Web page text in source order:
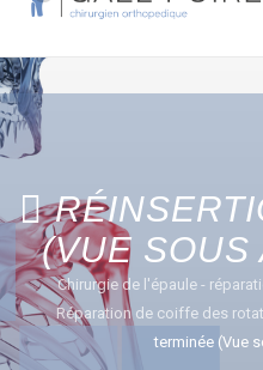
Skip
to
content
(VUE SOUS
Chirurgie de l'épaule -
Réparation de coiffe des
terminée (Vue